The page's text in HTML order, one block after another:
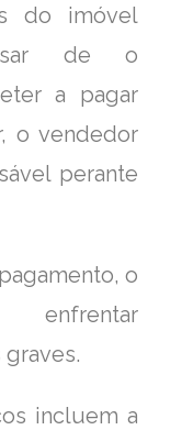
do imóvel
de o
a pagar
o vendedor
perante
o
incluem a